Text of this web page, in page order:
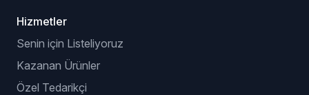
Hizmetler
Senin için Listeliyoruz
Kazanan Ürünler
Özel Tedarikçi